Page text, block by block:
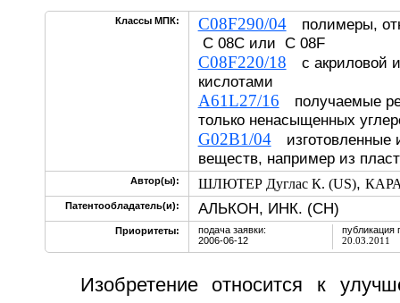
Классы МПК: C08F290/04полимеры,
C 08C или C 08F
C08F220/18 с акриловой
кислотами
A61L27/16 получаемые
только ненасыщенных
G02B1/04изготовленные
веществ, например из
Автор(ы): ШЛЮТЕР Дуглас К. (US),
Патентообладатель(и): АЛЬКОН, ИНК. (CH)
Приоритеты:
подача заявки:
2006-06-12
публикация
20.03.2011
Изобретение относится к